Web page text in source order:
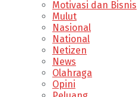
Motivasi dan Bisnis
Mulut
Nasional
National
Netizen
News
Olahraga
Opini